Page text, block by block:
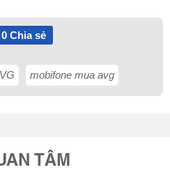
0Chia sẻ
mobifone mua avg
TÂM